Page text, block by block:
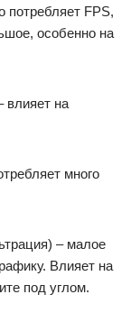
потребляет FPS,
особенно на
влияет на
много
– малое
Влияет на
под углом.